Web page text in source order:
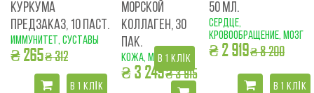
КУРКУМА
ПРЕДЗАКАЗ, 10 ПАСТ.
иммунитет, суставы
₴ 265₴ 312
В 1 КЛІК
МОРСКОЙ
КОЛЛАГЕН, 30
ПАК.
кожа, морщинки
₴ 3 249₴ 3 915
В 1 КЛІК
50 МЛ.
сердце,
кровообращение, мозг
₴ 2 919₴ 8 200
В 1 КЛІК